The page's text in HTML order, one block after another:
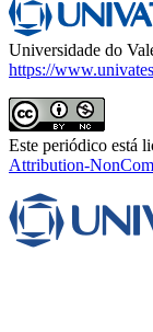
Universidade do
https://
Este periódico está
Attribution-